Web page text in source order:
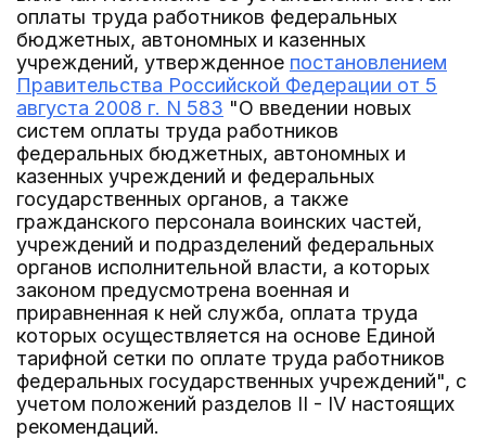
оплаты труда работников федеральных
бюджетных, автономных и казенных
учреждений, утвержденное постановлением
Правительства Российской Федерации от 5
августа 2008 г. N 583 "О введении новых
систем оплаты труда работников
федеральных бюджетных, автономных и
казенных учреждений и федеральных
государственных органов, а также
гражданского персонала воинских частей,
учреждений и подразделений федеральных
органов исполнительной власти, а которых
законом предусмотрена военная и
приравненная к ней служба, оплата труда
которых осуществляется на основе Единой
тарифной сетки по оплате труда работников
федеральных государственных учреждений", с
учетом положений разделов II - IV настоящих
рекомендаций.